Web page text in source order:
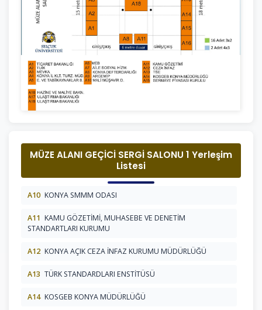
MÜZE ALANI GEÇİCİ SERGİ SALONU 1 Yerleşim
Listesi
A10 KONYA SMMM ODASI
A11 KAMU GÖZETİMİ, MUHASEBE VE DENETİM
STANDARTLARI KURUMU
A12 KONYA AÇIK CEZA İNFAZ KURUMU MÜDÜRLÜĞÜ
A13 TÜRK STANDARDLARI ENSTİTÜSÜ
A14 KOSGEB KONYA MÜDÜRLÜĞÜ